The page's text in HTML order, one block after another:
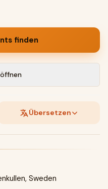
finden
Übersetzen
Sweden